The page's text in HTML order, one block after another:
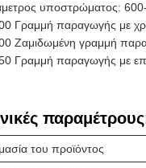
υποστρώματος:
Γραμμή παραγωγής με
Ζαμιδωμένη γραμμή
Γραμμή παραγωγής με
του προϊόντος